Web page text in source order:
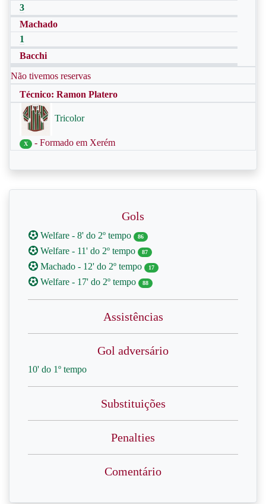
3
Machado
1
Bacchi
Não tivemos reservas
Técnico: Ramon Platero
Tricolor
X - Formado em Xerém
Gols
Welfare - 8' do 2º tempo 86
Welfare - 11' do 2º tempo 87
Machado - 12' do 2º tempo 17
Welfare - 17' do 2º tempo 88
Assistências
Gol adversário
10' do 1º tempo
Substituições
Penalties
Comentário